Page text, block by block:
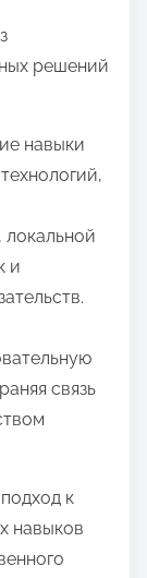
решений
навыки
локальной
и
связь
к
навыков